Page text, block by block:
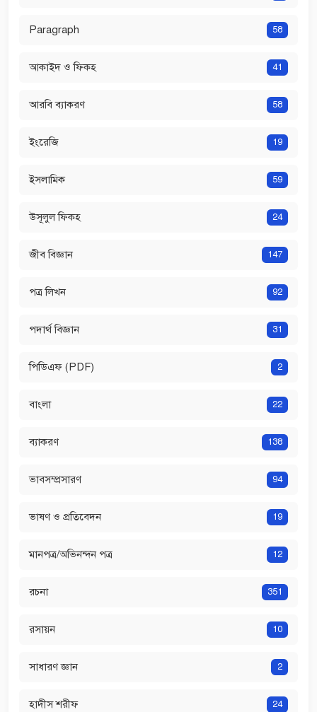
Paragraph 58
আকাইদ ও ফিকহ 41
আরবি ব্যাকরণ 58
ইংরেজি 19
ইসলামিক 59
উসূলুল ফিকহ 24
জীব বিজ্ঞান 147
পত্র লিখন 92
পদার্থ বিজ্ঞান 31
পিডিএফ (PDF) 2
বাংলা 22
ব্যাকরণ 138
ভাবসম্প্রসারণ 94
ভাষণ ও প্রতিবেদন 19
মানপত্র/অভিনন্দন পত্র 12
রচনা 351
রসায়ন 10
সাধারণ জ্ঞান 2
হাদীস শরীফ 24